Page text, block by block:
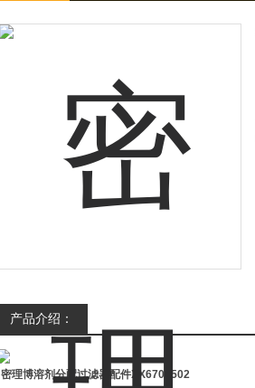
产品介绍：
密理博溶剂分配过滤器配件XX6702502